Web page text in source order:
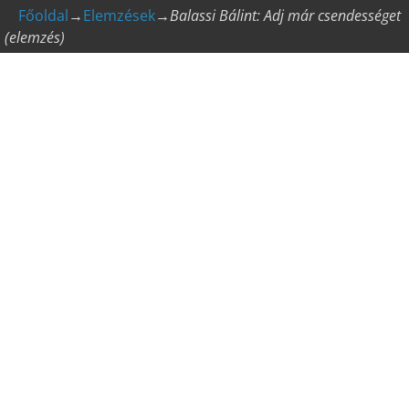
Főoldal→Elemzések→Balassi Bálint: Adj már csendességet
(elemzés)